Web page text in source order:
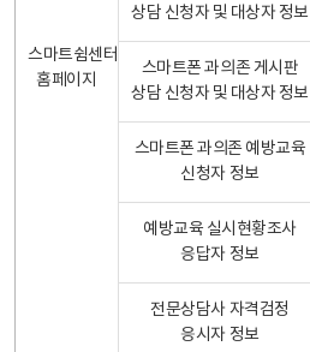
스마트쉼센터
홈페이지
상담 신청자 및 대상자 정보
스마트폰 과의존 게시판
상담 신청자 및 대상자 정보
스마트폰 과의존 예방교육
신청자 정보
예방교육 실시현황조사
응답자 정보
전문상담사 자격검정
응시자 정보